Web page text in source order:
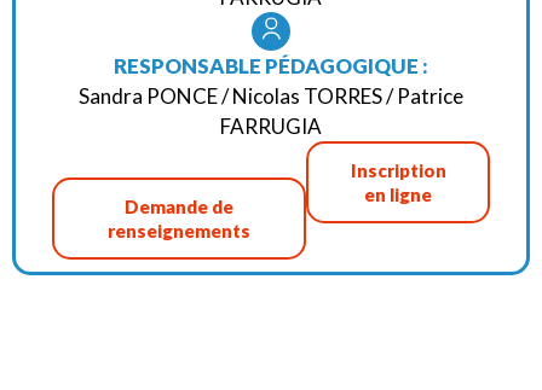
RESPONSABLE PÉDAGOGIQUE :
Sandra PONCE / Nicolas TORRES / Patrice
FARRUGIA
Demande de
renseignements
Inscription
en ligne